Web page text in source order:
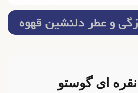
ای گوستو